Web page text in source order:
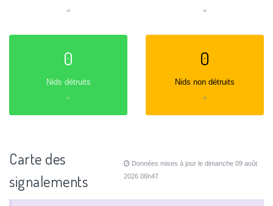
= =
0
Nids détruits
=
0
Nids non détruits
=
Carte des
signalements
Données mises à jour le dimanche 09 août
2026 06h47